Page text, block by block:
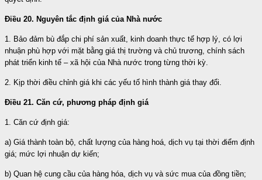
Điều 20. Nguyên tắc định giá của Nhà nước
1. Bảo đảm bù đắp chi phí sản xuất, kinh doanh thực tế hợp lý, có lợi
nhuận phù hợp với mặt bằng giá thị trường và chủ trương, chính sách
phát triển kinh tế – xã hội của Nhà nước trong từng thời kỳ.
2. Kịp thời điều chỉnh giá khi các yếu tố hình thành giá thay đổi.
Điều 21. Căn cứ, phương pháp định giá
1. Căn cứ định giá:
a) Giá thành toàn bộ, chất lượng của hàng hoá, dịch vụ tại thời điểm định
giá; mức lợi nhuận dự kiến;
b) Quan hệ cung cầu của hàng hóa, dịch vụ và sức mua của đồng tiền;